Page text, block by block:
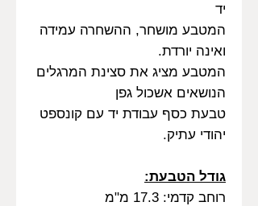
יד
המטבע מושחר, ההשחרה עמידה
ואינה יורדת.
המטבע מציג את סצינת המרגלים
הנושאים אשכול גפן
טבעת כסף עבודת יד עם קונספט
יהודי עתיק.
גודל הטבעת:
רוחב קדמי: 17.3 מ"מ